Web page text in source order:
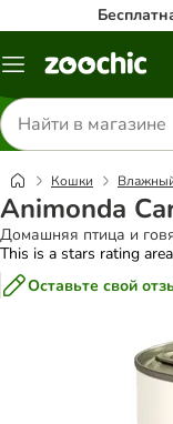
Каталог
Поиск
товаров
Кошки
Animonda
Домашняя птица и
This is a stars rating
Оставьте свой